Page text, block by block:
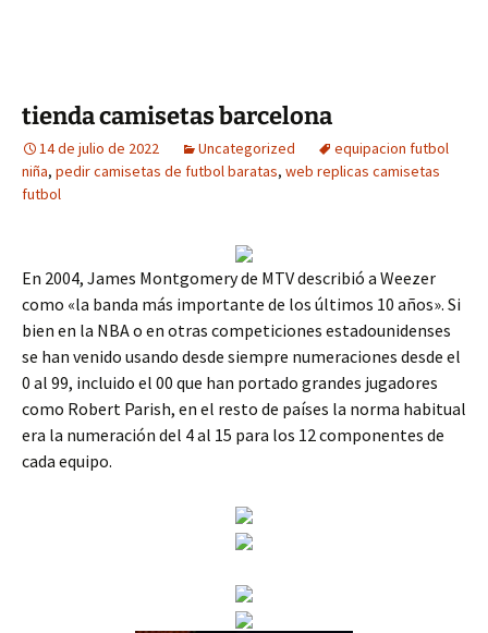
tienda camisetas barcelona
14 de julio de 2022 Uncategorized
equipacion futbol
niña, pedir camisetas de futbol baratas, web replicas camisetas
futbol
En 2004, James Montgomery de MTV describió a Weezer
como «la banda más importante de los últimos 10 años». Si
bien en la NBA o en otras competiciones estadounidenses
se han venido usando desde siempre numeraciones desde el
0 al 99, incluido el 00 que han portado grandes jugadores
como Robert Parish, en el resto de países la norma habitual
era la numeración del 4 al 15 para los 12 componentes de
cada equipo.